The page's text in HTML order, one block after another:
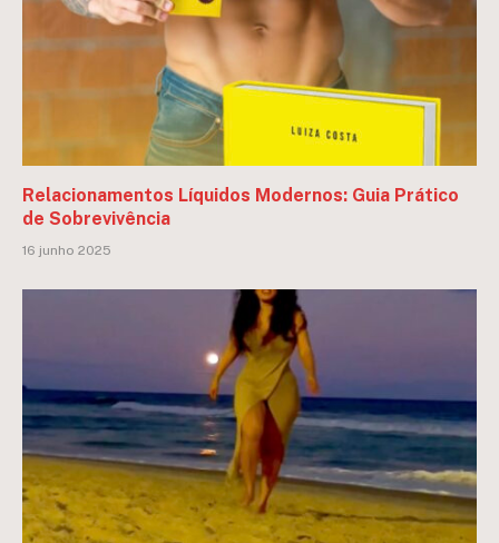
Relacionamentos Líquidos Modernos: Guia Prático
de Sobrevivência
16 junho 2025